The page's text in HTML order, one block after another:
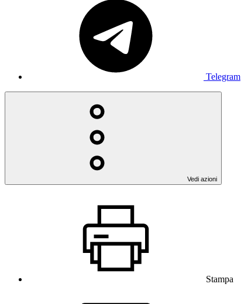
Telegram
Vedi azioni
Stampa